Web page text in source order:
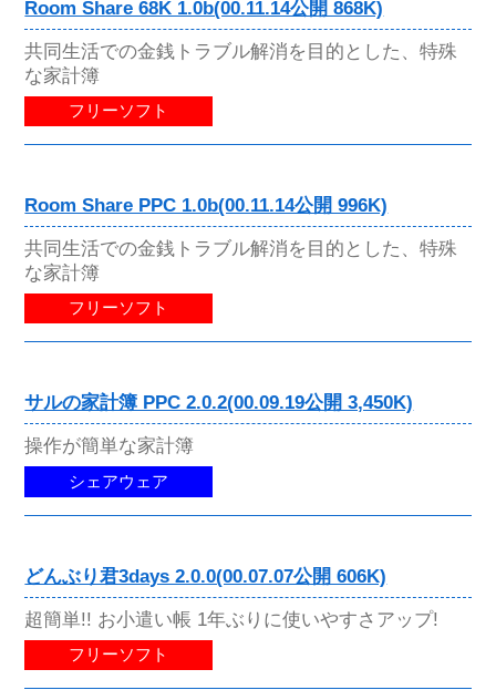
Room Share 68K 1.0b(00.11.14公開 868K)
共同生活での金銭トラブル解消を目的とした、特殊
な家計簿
フリーソフト
Room Share PPC 1.0b(00.11.14公開 996K)
共同生活での金銭トラブル解消を目的とした、特殊
な家計簿
フリーソフト
サルの家計簿 PPC 2.0.2(00.09.19公開 3,450K)
操作が簡単な家計簿
シェアウェア
どんぶり君3days 2.0.0(00.07.07公開 606K)
超簡単!! お小遣い帳 1年ぶりに使いやすさアップ!
フリーソフト